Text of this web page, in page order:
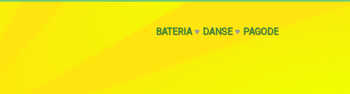
BATERIA♥ DANSE♥ PAGODE